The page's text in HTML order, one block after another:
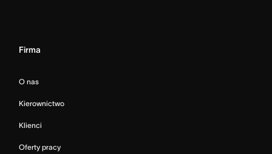
Firma
O nas
Kierownictwo
Klienci
Oferty pracy